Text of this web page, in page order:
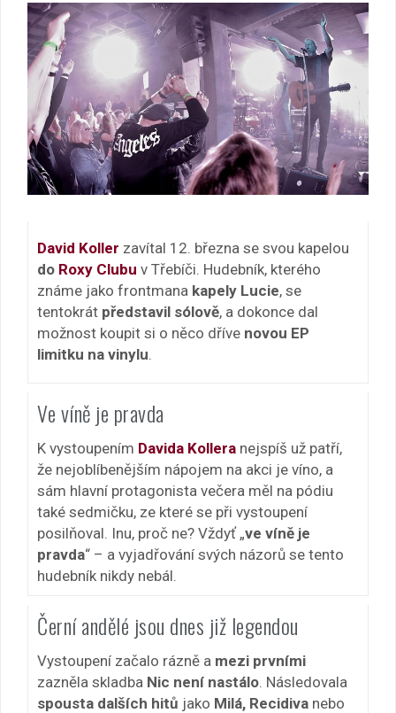
David Koller zavítal 12. března se svou kapelou
do Roxy Clubu v Třebíči. Hudebník, kterého
známe jako frontmana kapely Lucie, se
tentokrát představil sólově, a dokonce dal
možnost koupit si o něco dříve novou EP
limitku na vinylu
Ve víně je pravda
K vystoupením Davida Kollera nejspíš už patří,
že nejoblíbenějším nápojem na akci je víno, a
sám hlavní protagonista večera měl na pódiu
také sedmičku, ze které se při vystoupení
posilňoval. Inu, proč ne? Vždyť „ve víně je
pravda“ – a vyjadřování svých názorů se tento
hudebník nikdy nebál.
Černí andělé jsou dnes již legendou
Vystoupení začalo rázně a mezi prvními
zazněla skladba Nic není nastálo . Následovala
spousta dalších hitů jako Milá, Recidiva nebo